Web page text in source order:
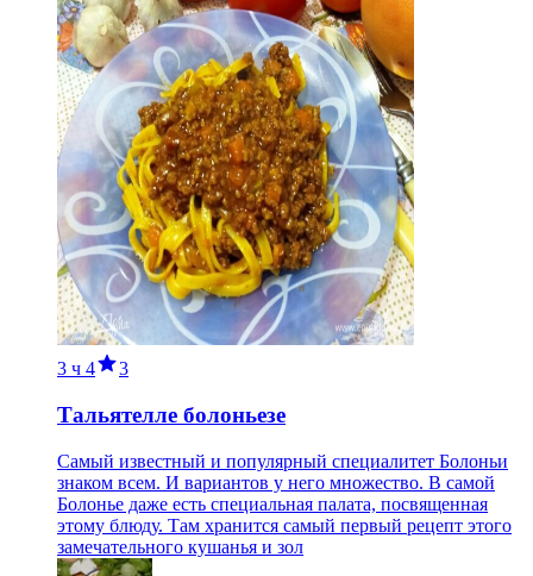
3 ч 4 3
Тальятелле болоньезе
Самый известный и популярный специалитет Болоньи
знаком всем. И вариантов у него множество. В самой
Болонье даже есть специальная палата, посвященная
этому блюду. Там хранится самый первый рецепт этого
замечательного кушанья и зол